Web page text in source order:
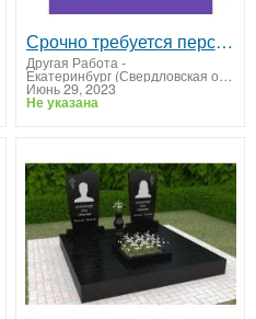
Срочно требуется персонал
Другая Работа-
Екатеринбург (Свердловская область)
Июнь 29, 2023
Не указана